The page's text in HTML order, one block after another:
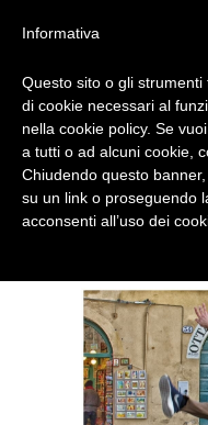
NOTIZIE DI DANZA IN
Informativa
Questo sito o gli
di cookie necessari al
nella cookie policy. Se
a tutti o ad alcuni cookie,
Chiudendo questo
su un link o proseguendo
acconsenti all’uso dei